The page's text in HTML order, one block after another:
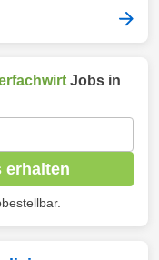
Jobs in
erhalten